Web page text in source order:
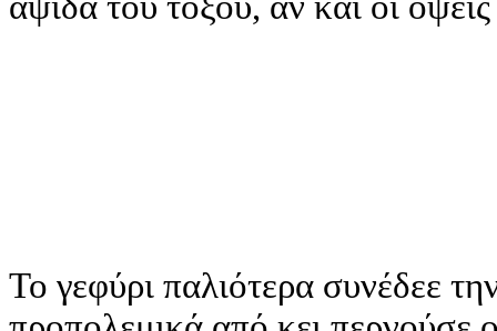
Το γεφύρι παλιότερα συνέδεε